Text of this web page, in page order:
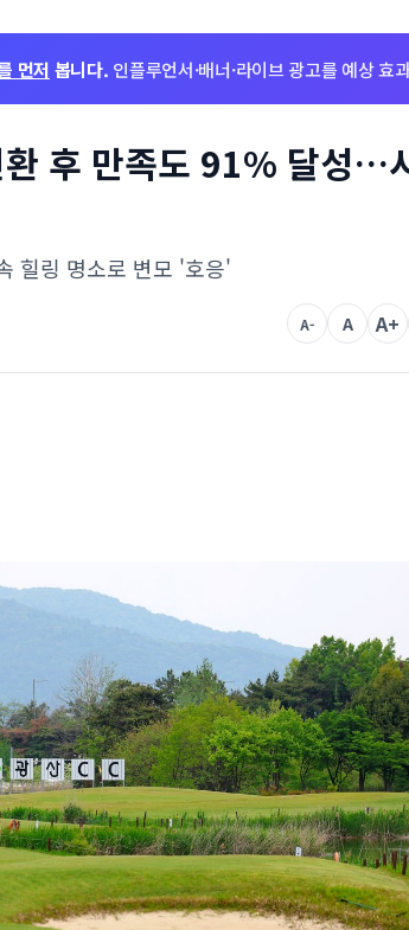
먼저 봅니다. 인플루언서·배너·라이브 광고를 예상
후 만족도 91% 달성…
힐링 명소로 변모 '호응'
A- A A+